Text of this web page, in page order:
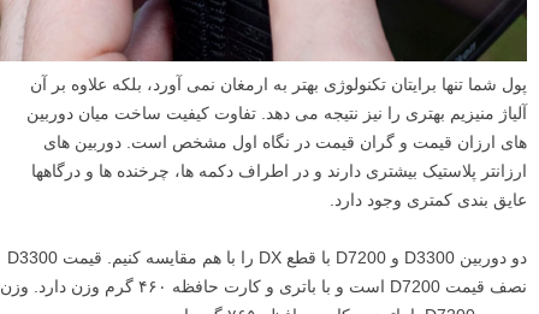
پول شما تنها برایتان تکنولوژی بهتر به ارمغان نمی آورد، بلکه علاوه بر آن
آلیاژ منیزیم بهتری را نیز نتیجه می دهد. تفاوت کیفیت ساخت میان دوربین
های ارزان قیمت و گران قیمت در نگاه اول مشخص است. دوربین های
ارزانتر پلاستیک بیشتری دارند و در اطراف دکمه ها، چرخنده ها و درگاهها
عایق بندی کمتری وجود دارد.
دو دوربین D3300 و D7200 با قطع DX را با هم مقایسه کنیم. قیمت D3300
نصف قیمت D7200 است و با باتری و کارت حافظه ۴۶۰ گرم وزن دارد. وزن